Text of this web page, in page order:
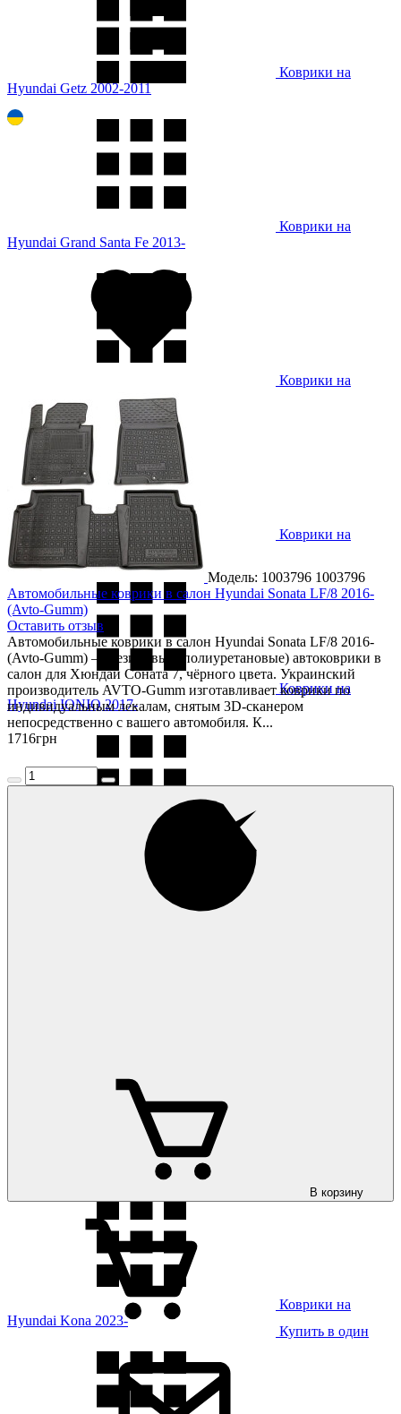
Коврики на
Hyundai Getz 2002-2011
Коврики на
Hyundai Grand Santa Fe 2013-
Коврики на
Hyundai Grandeur 2011-
Коврики на
Hyundai H1 2007-
Коврики на
Hyundai IONIQ 2017-
Коврики на
Hyundai Kona 2023-
Модель: 1003796 1003796
Автомобильные коврики в салон Hyundai Sonata LF/8 2016-
(Avto-Gumm)
Оставить отзыв
Автомобильные коврики в салон Hyundai Sonata LF/8 2016-
(Avto-Gumm) — резиновые (полиуретановые) автоковрики в
салон для Хюндай Соната 7, чёрного цвета. Украинский
производитель AVTO-Gumm изготавливает коврики по
индивидуальным лекалам, снятым 3D-сканером
непосредственно с вашего автомобиля. К...
1716грн
В корзину
Купить в один